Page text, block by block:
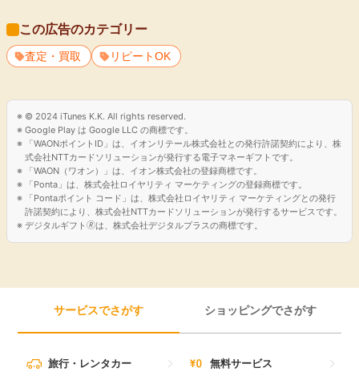
この広告のカテゴリー
査定・買取 リピートOK
© 2024 iTunes K.K. All rights reserved.
Google Play は Google LLC の商標です。
「WAONポイントID」は、イオンリテール株式会社との発行許諾契約により、株
式会社NTTカードソリューションが発行する電子マネーギフトです。
「WAON（ワオン）」は、イオン株式会社の登録商標です。
「Ponta」は、株式会社ロイヤリティ マーケティングの登録商標です。
「Pontaポイント コード」は、株式会社ロイヤリティ マーケティングとの発行
許諾契約により、株式会社NTTカードソリューションが発行するサービスです。
デジタルギフト🄬は、株式会社デジタルプラスの商標です。
サービスでさがす ショッピングでさがす
旅行・レンタカー 無料サービス